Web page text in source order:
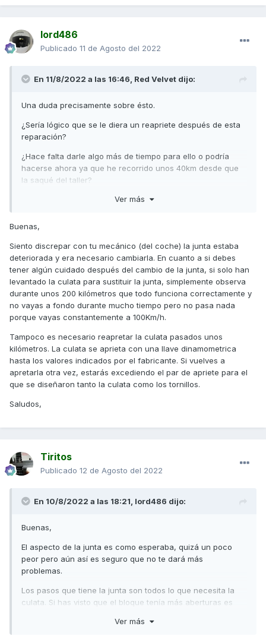
lord486
Publicado 11 de Agosto del 2022
En 11/8/2022 a las 16:46, Red Velvet dijo:
Una duda precisamente sobre ésto.
¿Sería lógico que se le diera un reapriete después de esta
reparación?
¿Hace falta darle algo más de tiempo para ello o podría
hacerse ahora ya que he recorrido unos 40km desde que
la saqué del taller?
De echo he estado hablando hoy con el mecánico a donde
directamente "esa junta no se ve dañada y yo le hubiera
cambiarla".
Ver más
Buenas,
Siento discrepar con tu mecánico (del coche) la junta estaba
deteriorada y era necesario cambiarla. En cuanto a si debes
tener algún cuidado después del cambio de la junta, si solo han
levantado la culata para sustituir la junta, simplemente observa
durante unos 200 kilómetros que todo funciona correctamente y
no vayas a fondo durante mucho tiempo pero no pasa nada
porque vayas constantemente a 100Km/h.
Tampoco es necesario reapretar la culata pasados unos
kilómetros. La culata se aprieta con una llave dinamometrica
hasta los valores indicados por el fabricante. Si vuelves a
apretarla otra vez, estarás excediendo el par de apriete para el
que se diseñaron tanto la culata como los tornillos.
Saludos,
Tiritos
Publicado 12 de Agosto del 2022
En 10/8/2022 a las 18:21, lord486 dijo:
Buenas,
El aspecto de la junta es como esperaba, quizá un poco
peor pero aún así es seguro que no te dará más
problemas.
Los pasos que tiene la junta son todos lo que necesita la
culata. Si has visto que el bloque tenía más aberturas es
Ver más